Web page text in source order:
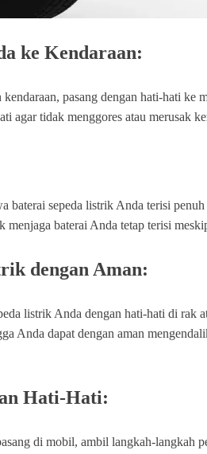
ke Kendaraan:
pasang dengan hati-hati
agar tidak menggores atau merusak
baterai sepeda listrik Anda terisi
menjaga baterai Anda tetap terisi
dengan Aman:
listrik Anda dengan hati-hati di rak
Anda dapat dengan aman
Hati-Hati:
di mobil, ambil langkah-langkah